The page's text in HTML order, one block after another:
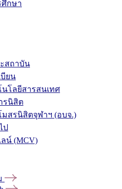
ศึกษา
สถาบัน
ยน
โลยีสารสนเทศ
รนิสิต
สรนิสิตจุฬาฯ (อบจ.)
ป
น์ (MCV)